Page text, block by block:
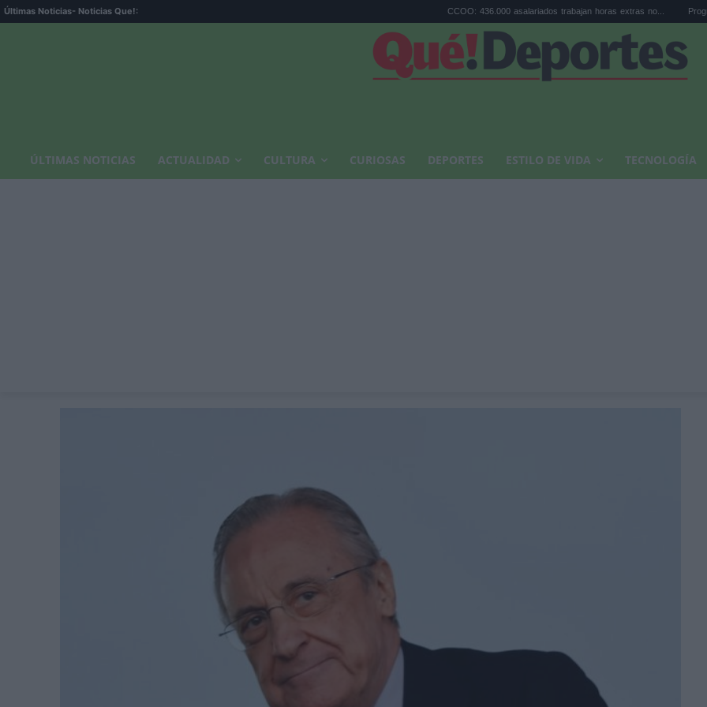
Últimas Noticias- Noticias Que!: CCOO: 436.000 asalariados trabajan horas extras no... Programa TándEM
ÚLTIMAS NOTICIAS ACTUALIDAD CULTURA CURIOSAS DEPORTES ESTILO DE VIDA TECNOLOGÍA